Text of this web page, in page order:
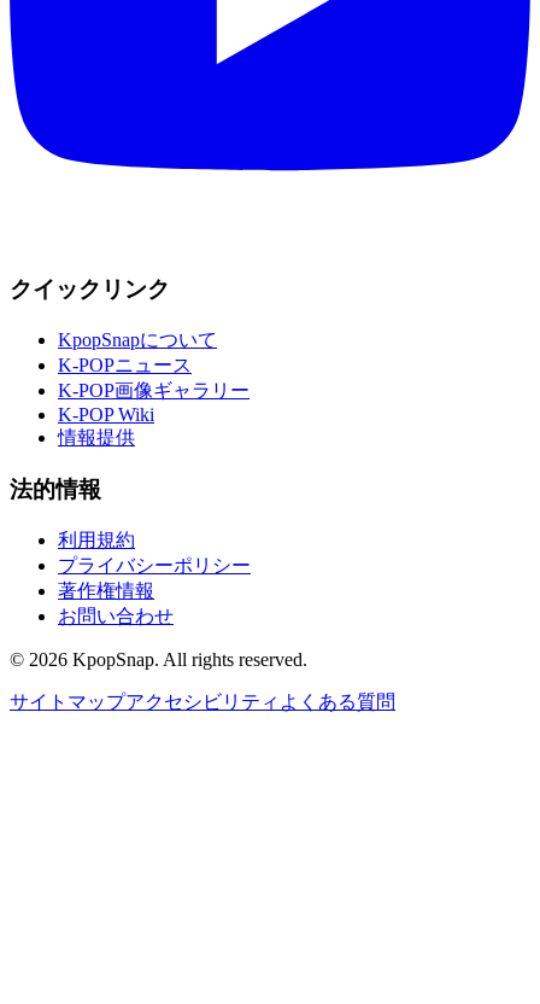
クイックリンク
KpopSnapについて
K-POPニュース
K-POP画像ギャラリー
K-POP Wiki
情報提供
法的情報
利用規約
プライバシーポリシー
著作権情報
お問い合わせ
© 2026 KpopSnap. All rights reserved.
サイトマップアクセシビリティ よくある質問